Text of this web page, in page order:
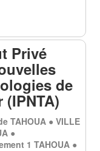
Privé
de
(IPNTA)
TAHOUA ● VILLE
●
1 TAHOUA ●